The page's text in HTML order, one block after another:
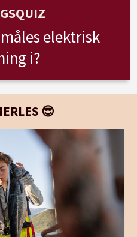
elektrisk
i?
😎